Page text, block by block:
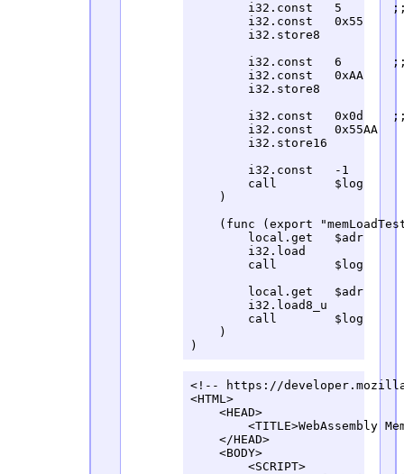
i32.const   5
        i32.const   0x55
        i32.store8
i32.const   6
        i32.const   0xAA
        i32.store8
i32.const   0x0d
        i32.const   0x55AA
        i32.store16
        i32.const   -1
        call        $log
    )
(func (export
        local.get   $adr
        i32.load
        call        $log
        local.get   $adr
        i32.load8_u
        call        $log
    )
)
<!-- https://
<HTML>
    <HEAD>
<TITLE>WebAssembly
    </HEAD>
    <BODY>
        <SCRIPT>